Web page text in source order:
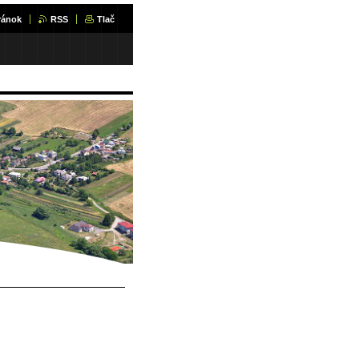
RSS Tlač